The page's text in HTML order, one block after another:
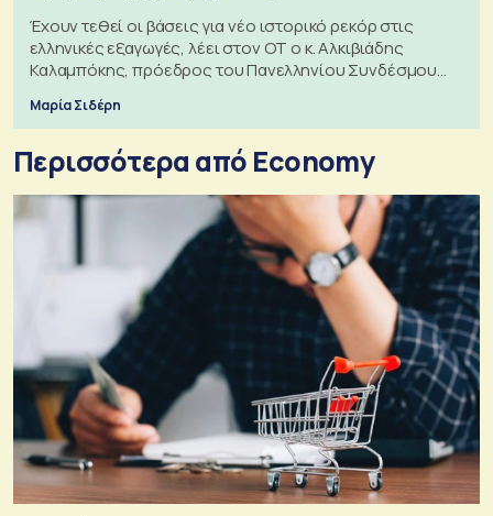
Έχουν τεθεί οι βάσεις για νέο ιστορικό ρεκόρ στις
ελληνικές εξαγωγές, λέει στον ΟΤ ο κ. Αλκιβιάδης
Καλαμπόκης, πρόεδρος του Πανελληνίου Συνδέσμου
Μαρία Σιδέρη
Περισσότερα από Economy